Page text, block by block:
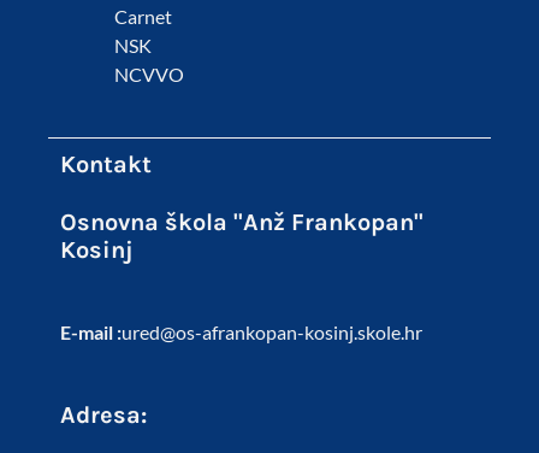
Carnet
NSK
NCVVO
Kontakt
Osnovna škola "Anž Frankopan"
Kosinj
E-mail :ured@os-afrankopan-kosinj.skole.hr
Adresa: